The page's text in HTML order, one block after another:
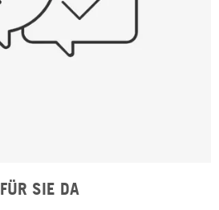
FÜR SIE DA